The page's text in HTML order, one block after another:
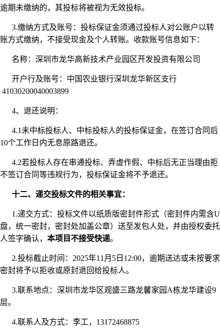
逾期未缴纳的，其投标将被视为无效投标。
3.缴纳方式及账号：投标保证金须通过投标人对公账户以转
账方式缴纳，不接受现金及个人转账。收款账号信息如下：
名称：深圳市龙华高新技术产业园区开发投资有限公司
开户行及账号：中国农业银行深圳龙华新区支行
41030200040003899
4、退还说明：
4.1未中标投标人、中标投标人的投标保证金，在签订合同后
10个工作日内无息原路退还。
4.2若投标人存在串通投标、弄虚作假、中标后无正当理由拒
不签订合同等违规行为，投标保证金将不予退还。
十二、递交投标文件的相关事宜：
1.递交方式：投标文件以纸质版密封件形式（密封件内需含U
盘，统一密封，密封处加盖公章）送至发包人处，并由授权委托
人签字确认， 本项目不接受快递。
2.投标截止时间：2025年11月5日12:00，逾期送达或未按要求
密封将予以拒收或原封退回给投标人。
3.联系地点：深圳市龙华区观盛三路龙馨家园A栋龙华建设9
层。
4.联系人及方式：李工，13172468875